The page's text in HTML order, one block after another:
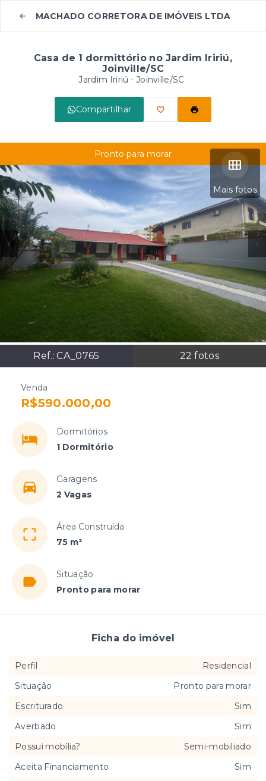
MACHADO CORRETORA DE IMÓVEIS LTDA
Casa de 1 dormittório no Jardim Iririú,
Joinville/SC
Jardim Iririú - Joinville/SC
Compartilhar
Mais fotos
Ref.:CA_0765 22 fotos
Pronto para morar
Venda
R$590.000,00
Dormitórios
1 Dormitório
Garagens
2 Vagas
Área Construída
75 m²
Situação
Pronto para morar
Ficha do imóvel
Perfil
Residencial
Situação
Pronto para morar
Escriturado
Sim
Averbado
Sim
Possui mobília?
Semi-mobiliado
Aceita Financiamento
Sim